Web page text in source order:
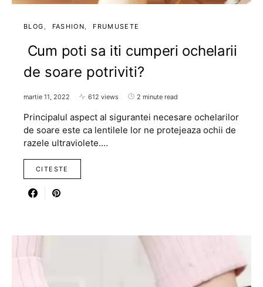
BLOG FASHION FRUMUSETE
Cum poti sa iti cumperi ochelarii
de soare potriviti?
martie 11, 2022 612 views 2 minute read
Principalul aspect al sigurantei necesare ochelarilor
de soare este ca lentilele lor ne protejeaza ochii de
razele ultraviolete.…
CITESTE